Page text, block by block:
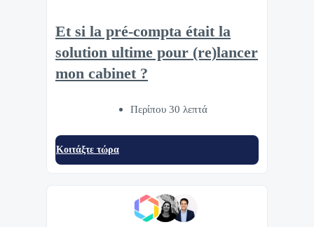
Et si la pré-compta était la
solution ultime pour (re)lancer
mon cabinet ?
Περίπου 30 λεπτά
Κοιτάξτε τώρα